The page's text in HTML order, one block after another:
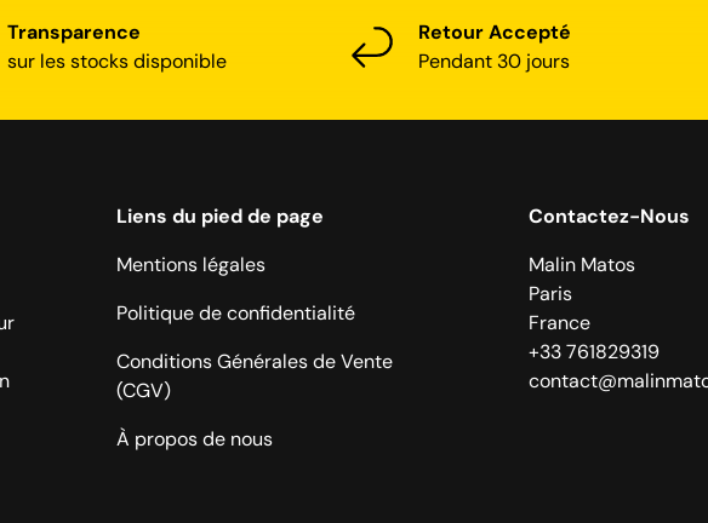
Transparence
sur les stocks disponible
Retour Accepté
Pendant 30 jours
Liens du pied de page
Mentions légales
Politique de confidentialité
Conditions Générales de Vente
(CGV)
À propos de nous
Contactez-Nous
Malin Matos
Paris
France
+33 761829319